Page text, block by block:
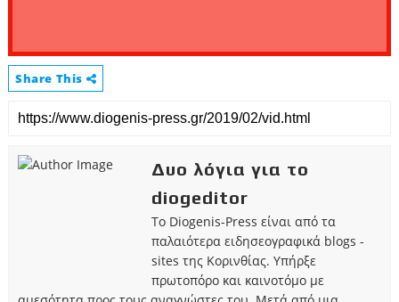
Share This
Δυο λόγια για το
diogeditor
Το Diogenis-Press είναι από τα
παλαιότερα ειδησεογραφικά blogs -
sites της Κορινθίας. Υπήρξε
πρωτοπόρο και καινοτόμο με